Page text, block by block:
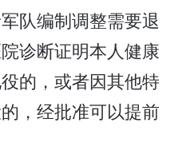
队编制调整需要退
诊断证明本人健康
的，或者因其他特
，经批准可以提前